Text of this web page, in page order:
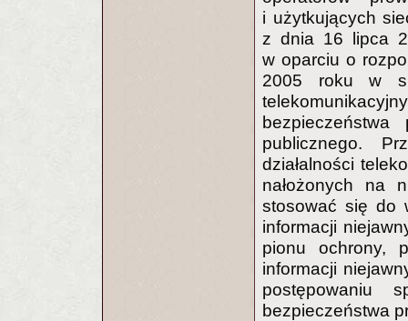
i użytkujących
z dnia 16 lipca
w oparciu o
2005 roku w
publicznego.
działalności
nałożonych na
stosować się do
informacji
pionu ochrony,
informacji
postępowaniu
bezpieczeństwa